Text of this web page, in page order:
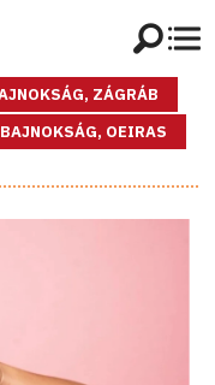
ZÁGRÁB
OEIRAS